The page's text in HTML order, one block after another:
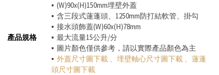
產品規格
▪ (W)90x(H)150mm埋壁外蓋
▪ 含三段式蓮蓬頭、1250mm防打結軟管、掛勾
▪ 接水頭飾蓋(W)60x(H)78mm
▪ 最大流量15公升/分
▪ 圖片顏色僅供參考，請以實際產品顏色為主
▪ 外蓋尺寸圖下載 、 埋壁軸心尺寸圖下載 、 蓮蓬
頭尺寸圖下載